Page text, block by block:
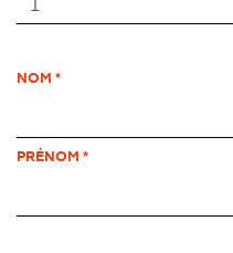
NOM
PRÉNOM